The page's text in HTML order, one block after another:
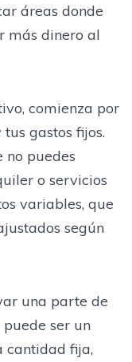
áreas donde
más dinero al
comienza por
gastos fijos.
no puedes
o servicios
variables, que
según
una parte de
ser un
cantidad fija,